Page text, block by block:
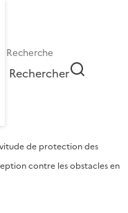
Rechercher
de protection des
contre les obstacles en